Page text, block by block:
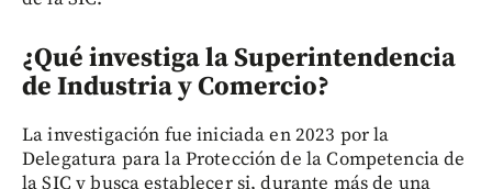
¿Qué investiga la Superintendencia
de Industria y Comercio?
La investigación fue iniciada en 2023 por la
Delegatura para la Protección de la Competencia de
la SIC y busca establecer si, durante más de una